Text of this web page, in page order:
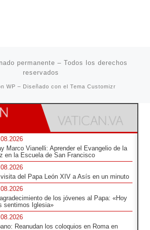
permanente – Todos los derechos
reservados
WP – Diseñado con el Tema Customizr
Marco Vianelli: Aprender el Evangelio de la
en la Escuela de San Francisco
visita del Papa León XIV a Asís en un minuto
de los jóvenes al Papa: «Hoy
sentimos Iglesia»
Reanudan los coloquios en Roma en